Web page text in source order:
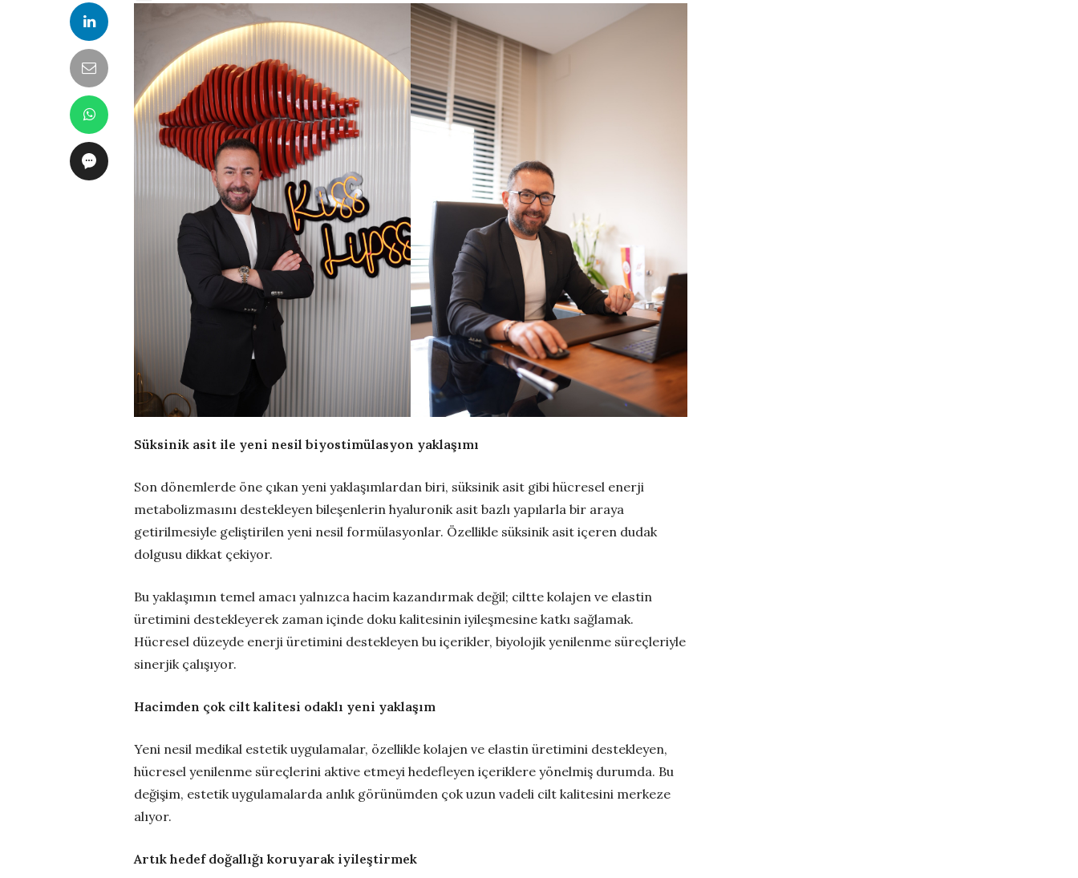
Süksinik asit ile yeni nesil biyostimülasyon yaklaşımı
Son dönemlerde öne çıkan yeni yaklaşımlardan biri, süksinik asit gibi hücresel enerji
metabolizmasını destekleyen bileşenlerin hyaluronik asit bazlı yapılarla bir araya
getirilmesiyle geliştirilen yeni nesil formülasyonlar. Özellikle süksinik asit içeren dudak
dolgusu dikkat çekiyor.
Bu yaklaşımın temel amacı yalnızca hacim kazandırmak değil; ciltte kolajen ve elastin
üretimini destekleyerek zaman içinde doku kalitesinin iyileşmesine katkı sağlamak.
Hücresel düzeyde enerji üretimini destekleyen bu içerikler, biyolojik yenilenme süreçleriyle
sinerjik çalışıyor.
Hacimden çok cilt kalitesi odaklı yeni yaklaşım
Yeni nesil medikal estetik uygulamalar, özellikle kolajen ve elastin üretimini destekleyen,
hücresel yenilenme süreçlerini aktive etmeyi hedefleyen içeriklere yönelmiş durumda. Bu
değişim, estetik uygulamalarda anlık görünümden çok uzun vadeli cilt kalitesini merkeze
alıyor.
Artık hedef doğallığı koruyarak iyileştirmek